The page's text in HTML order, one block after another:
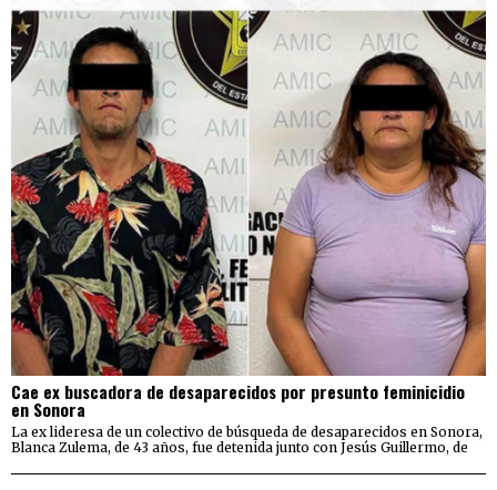
Cae ex buscadora de desaparecidos por presunto feminicidio
en Sonora
La ex lideresa de un colectivo de búsqueda de desaparecidos en Sonora,
Blanca Zulema, de 43 años, fue detenida junto con Jesús Guillermo, de